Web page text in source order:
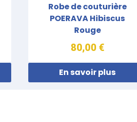
Robe de couturière
POERAVA Hibiscus
Rouge
80,00 €
En savoir plus